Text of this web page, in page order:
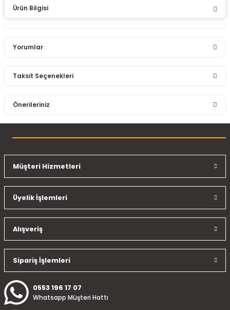
Ürün Bilgisi
Yorumlar
Taksit Seçenekleri
Önerileriniz
konularda yetersiz gördüğünüz noktaları öneri formunu
Ürün resmi kalitesiz, bozuk veya görüntülenemiyor.
Ürün açıklamasında eksik bilgiler bulunuyor.
Ürün fiyatı diğer sitelerden daha pahalı.
Bu ürüne benzer farklı alternatifler olmalı.
Müşteri Hizmetleri
Üyelik İşlemleri
Alışveriş
Sipariş İşlemleri
0553 196 17 07
Whatsapp Müşteri Hattı